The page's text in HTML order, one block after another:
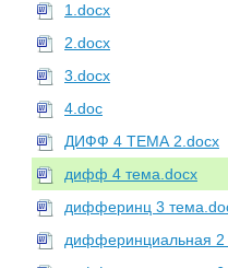
1.docx
2.docx
3.docx
4.doc
ДИФФ 4 ТЕМА 2.docx
дифф 4 тема.docx
дифферинц 3
дифферинциальная 2